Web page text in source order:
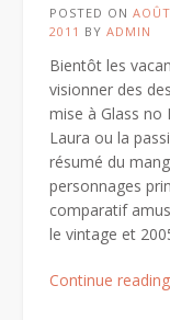
POSTED ON
2011 BY ADMIN
Bientôt les
visionner des
mise à Glass no
Laura ou la
résumé du
personnages
comparatif
le vintage et
Continue reading